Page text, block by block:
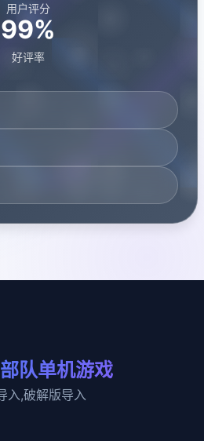
用户评分
99%
好评率
队单机游戏
入,破解版导入